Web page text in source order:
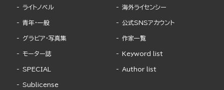
ライトノベル
青年・一般
グラビア・写真集
モーター誌
SPECIAL
Sublicense
海外ライセンシー
公式SNSアカウント
作家一覧
Keyword list
Author list